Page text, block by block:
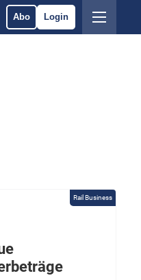
Abo Login
Rail Business